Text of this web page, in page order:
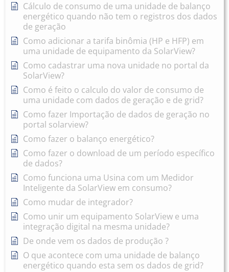
Cálculo de consumo de uma unidade de balanço
energético quando não tem o registros dos dados
de geração
Como adicionar a tarifa binômia (HP e HFP) em
uma unidade de equipamento da SolarView?
Como cadastrar uma nova unidade no portal da
SolarView?
Como é feito o calculo do valor de consumo de
uma unidade com dados de geração e de grid?
Como fazer Importação de dados de geração no
portal solarview?
Como fazer o balanço energético?
Como fazer o download de um período específico
de dados?
Como funciona uma Usina com um Medidor
Inteligente da SolarView em consumo?
Como mudar de integrador?
Como unir um equipamento SolarView e uma
integração digital na mesma unidade?
De onde vem os dados de produção ?
O que acontece com uma unidade de balanço
energético quando esta sem os dados de grid?